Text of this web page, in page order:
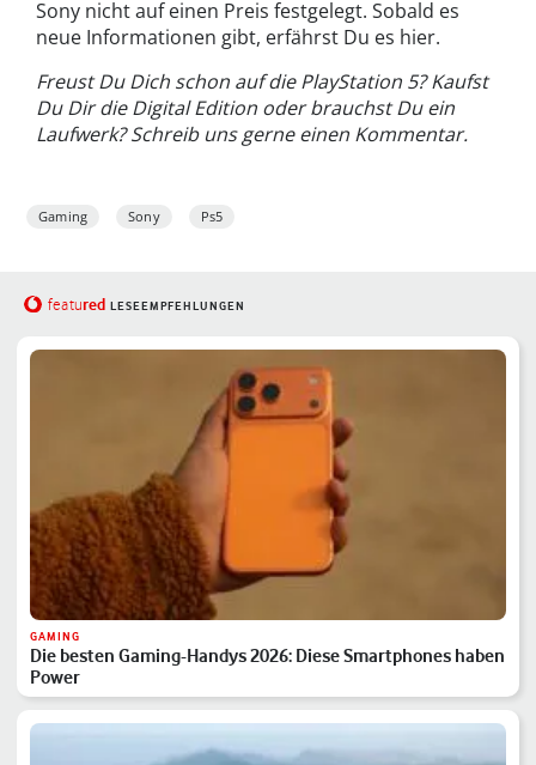
Sony nicht auf einen Preis festgelegt. Sobald es
neue Informationen gibt, erfährst Du es hier.
Freust Du Dich schon auf die PlayStation 5? Kaufst
Du Dir die Digital Edition oder brauchst Du ein
Laufwerk? Schreib uns gerne einen Kommentar.
Gaming Sony Ps5
featured LESEEMPFEHLUNGEN
GAMING
Die besten Gaming-Handys 2026: Diese Smartphones haben
Power